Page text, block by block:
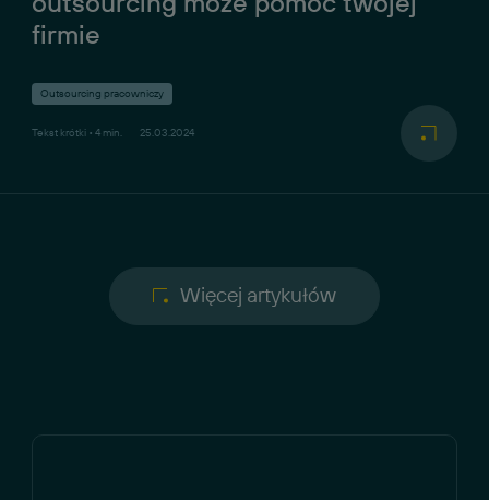
firmie
Outsourcing pracowniczy
Tekst krótki • 4 min. 25.03.2024
Więcej artykułów